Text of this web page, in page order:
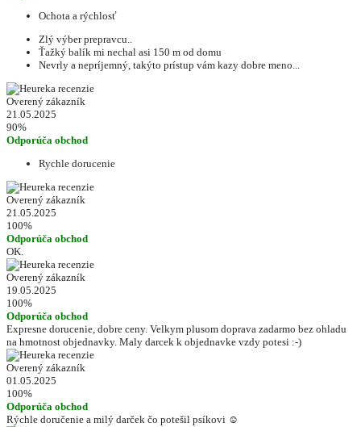
Ochota a rýchlosť
Zlý výber prepravcu..
Ťažký balík mi nechal asi 150 m od domu
Nevrly a nepríjemný, takýto prístup vám kazy dobre meno...
Overený zákazník
21.05.2025
90%
Odporúča obchod
Rychle dorucenie
Overený zákazník
21.05.2025
100%
Odporúča obchod
OK.
Overený zákazník
19.05.2025
100%
Odporúča obchod
Expresne dorucenie, dobre ceny. Velkym plusom doprava zadarmo bez ohladu
na hmotnost objednavky. Maly darcek k objednavke vzdy potesi :-)
Overený zákazník
01.05.2025
100%
Odporúča obchod
Rýchle doručenie a milý darček čo potešil psíkovi ☺️